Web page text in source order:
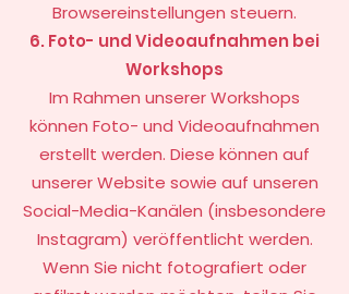
Browsereinstellungen steuern.
6. Foto- und Videoaufnahmen bei
Workshops
Im Rahmen unserer Workshops
können Foto- und Videoaufnahmen
erstellt werden. Diese können auf
unserer Website sowie auf unseren
Social-Media-Kanälen (insbesondere
Instagram) veröffentlicht werden.
Wenn Sie nicht fotografiert oder